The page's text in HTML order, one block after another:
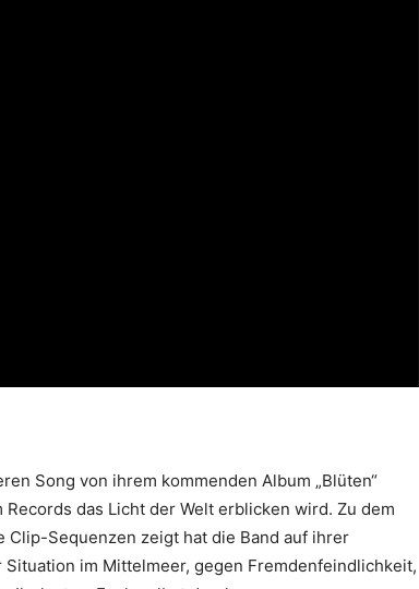
Song von ihrem kommenden Album „Blüten“
das Licht der Welt erblicken wird. Zu dem
Clip-Sequenzen zeigt hat die Band auf ihrer
im Mittelmeer, gegen Fremdenfeindlichkeit,